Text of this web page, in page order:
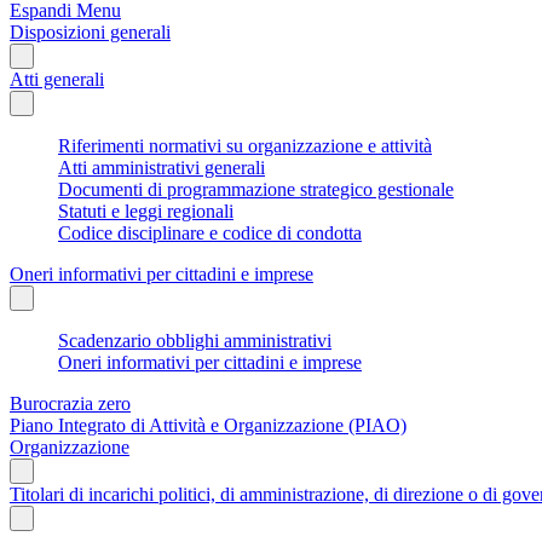
Espandi Menu
Disposizioni generali
Atti generali
Riferimenti normativi su organizzazione e attività
Atti amministrativi generali
Documenti di programmazione strategico gestionale
Statuti e leggi regionali
Codice disciplinare e codice di condotta
Oneri informativi per cittadini e imprese
Scadenzario obblighi amministrativi
Oneri informativi per cittadini e imprese
Burocrazia zero
Piano Integrato di Attività e Organizzazione (PIAO)
Organizzazione
Titolari di incarichi politici, di amministrazione, di direzione o di